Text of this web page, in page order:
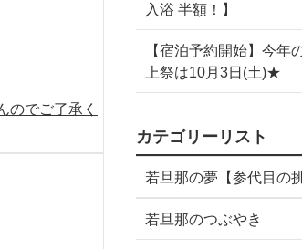
のでご了承く
入浴 半額！】
【宿泊予約開始】今年
上祭は10月3日(土)★
カテゴリーリスト
若旦那の夢【参代目の挑
若旦那のつぶやき